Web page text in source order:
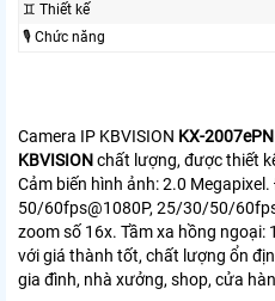
♊ Thiết kế
🎙 Chức năng
Camera IP KBVISION KX-2007ePN
KBVISIONchất lượng, được thiết
Cảm biến hình ảnh: 2.0
50/60fps@1080P, 25/30/50/
zoom số 16x. Tầm xa hồng ngoại:
với giá thành tốt, chất lượng ổn
gia đình, nhà xưởng, shop, cửa